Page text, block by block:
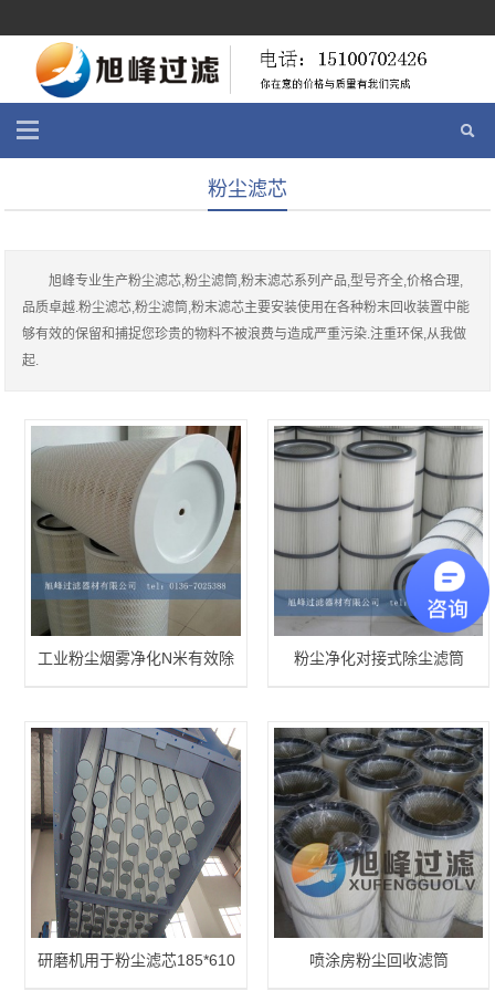
粉尘滤芯
旭峰专业生产粉尘滤芯,粉尘滤筒,粉末滤芯系列产品,型号齐全,价格合理,
品质卓越.粉尘滤芯,粉尘滤筒,粉末滤芯主要安装使用在各种粉末回收装置中能
够有效的保留和捕捉您珍贵的物料不被浪费与造成严重污染.注重环保,从我做
起.
工业粉尘烟雾净化N米有效除
粉尘净化对接式除尘滤筒
研磨机用于粉尘滤芯185*610 喷涂房粉尘回收滤筒